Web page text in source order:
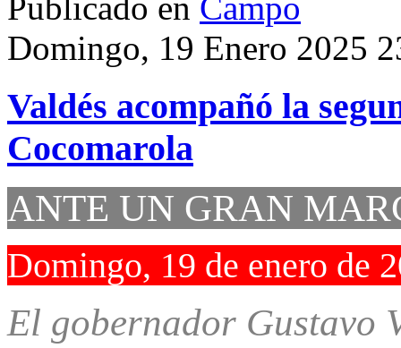
Domingo, 19 Enero 2025
Valdés acompañó la
Cocomarola
ANTE UN GRAN
Domingo, 19 de enero de
El gobernador Gustavo